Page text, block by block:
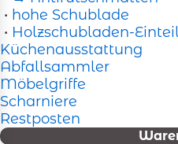
• hohe Schublade
• Holzschubladen-
Küchenausstattung
Abfallsammler
Möbelgriffe
Scharniere
Restposten